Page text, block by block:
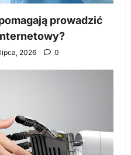
prowadzić
2026 0